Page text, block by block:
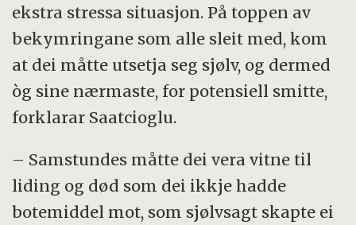
ekstra stressa situasjon. På toppen av
bekymringane som alle sleit med, kom
at dei måtte utsetja seg sjølv, og dermed
òg sine nærmaste, for potensiell smitte,
forklarar Saatcioglu.
– Samstundes måtte dei vera vitne til
liding og død som dei ikkje hadde
botemiddel mot, som sjølvsagt skapte ei